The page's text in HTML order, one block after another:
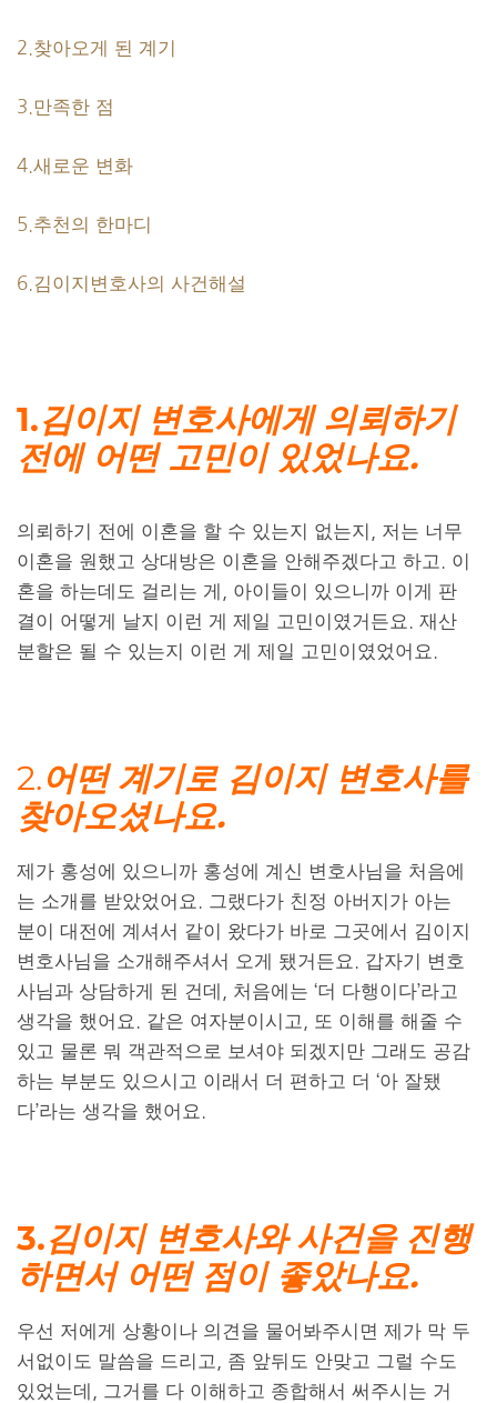
2.찾아오게 된 계기
3.만족한 점
4.새로운 변화
5.추천의 한마디
6.김이지변호사의 사건해설
1.김이지 변호사에게 의뢰하기
전에 어떤 고민이 있었나요​.
의뢰하기 전에 이혼을 할 수 있는지 없는지, 저는 너무
이혼을 원했고 상대방은 이혼을 안해주겠다고 하고. 이
혼을 하는데도 걸리는 게, 아이들이 있으니까 이게 판
결이 어떻게 날지 이런 게 제일 고민이였거든요. 재산
분할은 될 수 있는지 이런 게 제일 고민이였었어요.
2.어떤 계기로 김이지 변호사를
찾아오셨나요​.
제가 홍성에 있으니까 홍성에 계신 변호사님을 처음에
는 소개를 받았었어요. 그랬다가 친정 아버지가 아는
분이 대전에 계셔서 같이 왔다가 바로 그곳에서 김이지
변호사님을 소개해주셔서 오게 됐거든요. 갑자기 변호
사님과 상담하게 된 건데, 처음에는 ‘더 다행이다’라고
생각을 했어요. 같은 여자분이시고, 또 이해를 해줄 수
있고 물론 뭐 객관적으로 보셔야 되겠지만 그래도 공감
하는 부분도 있으시고 이래서 더 편하고 더 ‘아 잘됐
다’라는 생각을 했어요.
3.김이지 변호사와 사건을 진행
하면서 어떤 점이 좋았나요.​
우선 저에게 상황이나 의견을 물어봐주시면 제가 막 두
서없이도 말씀을 드리고, 좀 앞뒤도 안맞고 그럴 수도
있었는데, 그거를 다 이해하고 종합해서 써주시는 거